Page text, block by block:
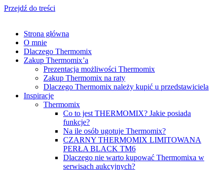
Przejdź do treści
Strona główna
O mnie
Dlaczego Thermomix
Zakup Thermomix’a
Prezentacja możliwości Thermomix
Zakup Thermomix na raty
Dlaczego Thermomix należy kupić u przedstawiciela
Inspiracje
Thermomix
Co to jest THERMOMIX? Jakie posiada
funkcje?
Na ile osób ugotuje Thermomix?
CZARNY THERMOMIX LIMITOWANA
PERŁA BLACK TM6
Dlaczego nie warto kupować Thermomixa w
serwisach aukcyjnych?
Od grudnia 2022r Thermomixy dostępne od ręki!